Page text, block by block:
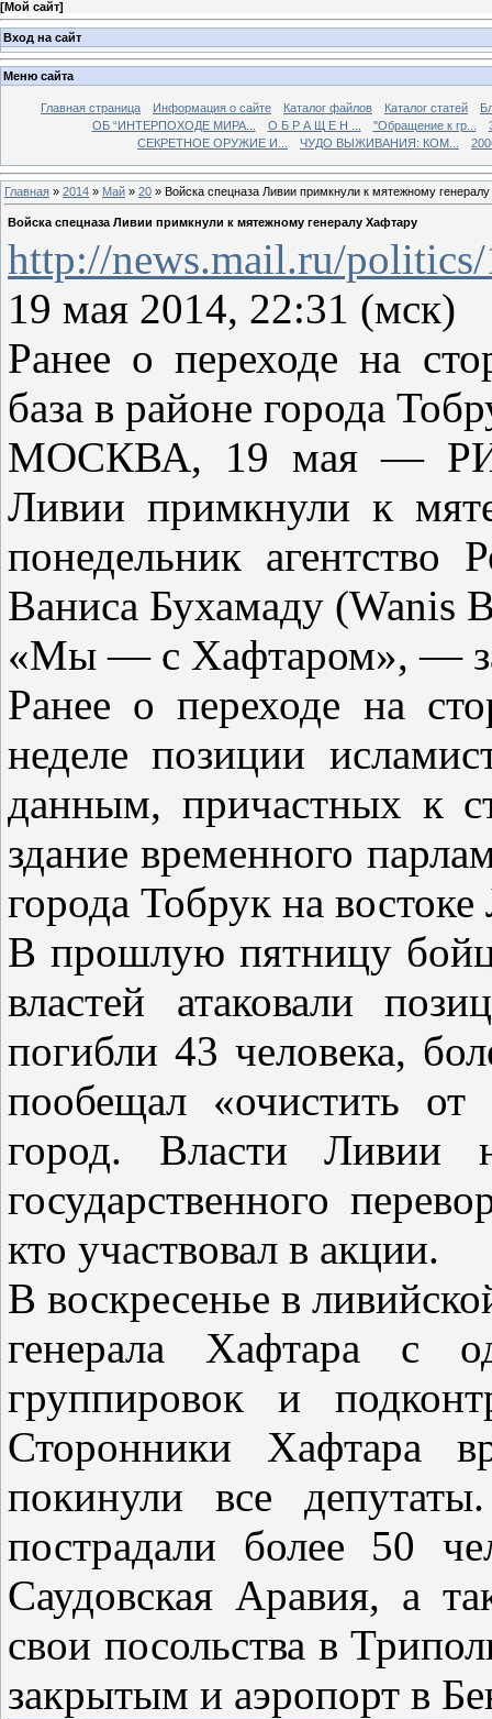
[Мой сайт]
Вход на сайт
Меню сайта
Главная страница Информация о сайте Каталог файлов Каталог статей
ОБ “ИНТЕРПОХОДЕ МИРА...
О Б Р А Щ Е Н ... "Обращение к гр...
СЕКРЕТНОЕ ОРУЖИЕ И...
ЧУДО ВЫЖИВАНИЯ: КОМ...
Главная » 2014 » Май » 20 » Войска спецназа Ливии примкнули к мятежному
Войска спецназа Ливии примкнули к мятежному генералу Хафтару
http://news.mail.ru/
19 мая 2014, 22:31 (мск)
Ранее о переходе на
база в районе города
МОСКВА, 19 мая — РИА
Ливии примкнули к
понедельник агентство
Ваниса Бухамаду (Wanis
«Мы — с Хафтаром», —
Ранее о переходе на
неделе позиции
данным, причастных к
здание временного
города Тобрук на
В прошлую пятницу
властей атаковали
погибли 43 человека,
пообещал «очистить
город. Власти Ливии
государственного
кто участвовал в акции.
В воскресенье в
генерала Хафтара с
группировок и
Сторонники Хафтара
покинули все
пострадали более 50
Саудовская Аравия, а
свои посольства в
закрытым и аэропорт в